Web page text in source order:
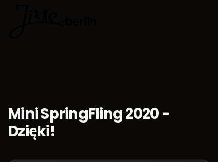
Mini SpringFling 2020 -
Dzięki!